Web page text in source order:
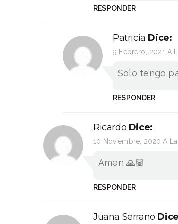
RESPONDER
Patricia Dice:
9 Febrero, 2021 A
Solo tengo
RESPONDER
Ricardo Dice:
10 Noviembre, 2020 A
Amen 🙏🏽
RESPONDER
Juana Serrano